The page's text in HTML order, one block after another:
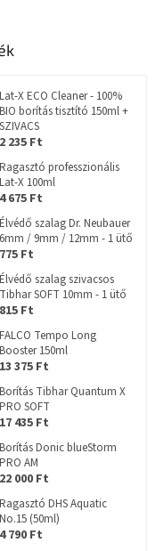
Lat-X ECO Cleaner - 100%
BIO borítás tisztító 150ml +
SZIVACS
2 235 Ft
Ragasztó professzionális
Lat-X 100ml
4 675 Ft
Élvédő szalag Dr. Neubauer
6mm / 9mm / 12mm - 1 ütő
775 Ft
Élvédő szalag szivacsos
Tibhar SOFT 10mm - 1 ütő
815 Ft
FALCO Tempo Long
Booster 150ml
13 375 Ft
Borítás Tibhar Quantum X
PRO SOFT
17 435 Ft
Borítás Donic blueStorm
PRO AM
22 000 Ft
Ragasztó DHS Aquatic
No.15 (50ml)
4 790 Ft